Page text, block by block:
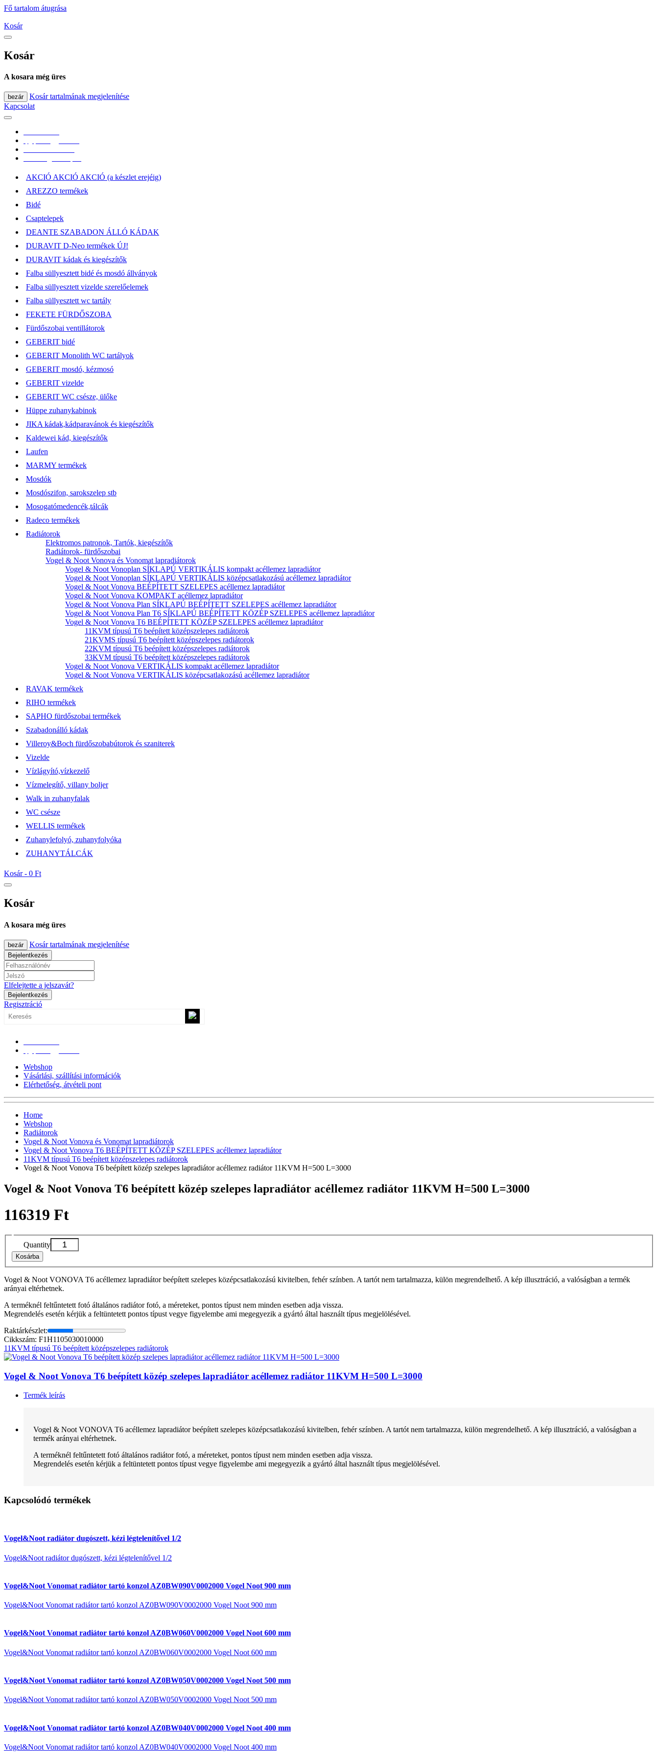
Fő tartalom átugrása
Kosár
Kosár
A kosara még üres
bezár
Kosár tartalmának megjelenítése
Kapcsolat
AKCIÓ AKCIÓ AKCIÓ (a készlet erejéig)
AREZZO termékek
Bidé
Csaptelepek
DEANTE SZABADON ÁLLÓ KÁDAK
DURAVIT D-Neo termékek ÚJ!
DURAVIT kádak és kiegészítők
Falba süllyesztett bidé és mosdó állványok
Falba süllyesztett vizelde szerelőelemek
Falba süllyesztett wc tartály
FEKETE FÜRDŐSZOBA
Fürdőszobai ventillátorok
GEBERIT bidé
GEBERIT Monolith WC tartályok
GEBERIT mosdó, kézmosó
GEBERIT vizelde
GEBERIT WC csésze, ülőke
Hüppe zuhanykabinok
JIKA kádak,kádparavánok és kiegészítők
Kaldewei kád, kiegészítők
Laufen
MARMY termékek
Mosdók
Mosdószifon, sarokszelep stb
Mosogatómedencék,tálcák
Radeco termékek
Radiátorok
Elektromos patronok, Tartók, kiegészítők
Radiátorok- fürdőszobai
Vogel & Noot Vonova és Vonomat lapradiátorok
Vogel & Noot Vonoplan SÍKLAPÚ VERTIKÁLIS kompakt acéllemez lapradiátor
Vogel & Noot Vonoplan SÍKLAPÚ VERTIKÁLIS középcsatlakozású acéllemez lapradiátor
Vogel & Noot Vonova BEÉPÍTETT SZELEPES acéllemez lapradiátor
Vogel & Noot Vonova KOMPAKT acéllemez lapradiátor
Vogel & Noot Vonova Plan SÍKLAPÚ BEÉPÍTETT SZELEPES acéllemez lapradiátor
Vogel & Noot Vonova Plan T6 SÍKLAPÚ BEÉPÍTETT KÖZÉP SZELEPES acéllemez lapradiátor
Vogel & Noot Vonova T6 BEÉPÍTETT KÖZÉP SZELEPES acéllemez lapradiátor
11KVM típusú T6 beépített középszelepes radiátorok
21KVMS típusú T6 beépített középszelepes radiátorok
22KVM típusú T6 beépített középszelepes radiátorok
33KVM típusú T6 beépített középszelepes radiátorok
Vogel & Noot Vonova VERTIKÁLIS kompakt acéllemez lapradiátor
Vogel & Noot Vonova VERTIKÁLIS középcsatlakozású acéllemez lapradiátor
RAVAK termékek
RIHO termékek
SAPHO fürdőszobai termékek
Szabadonálló kádak
Villeroy&Boch fürdőszobabútorok és szaniterek
Vizelde
Vízlágyító,vízkezelő
Vízmelegítő, villany boljer
Walk in zuhanyfalak
WC csésze
WELLIS termékek
Zuhanylefolyó, zuhanyfolyóka
ZUHANYTÁLCÁK
Kosár - 0 Ft
Kosár
A kosara még üres
bezár Kosár tartalmának megjelenítése
Bejelentkezés
Elfelejtette a jelszavát?
Bejelentkezés
Regisztráció
Webshop
Vásárlási, szállítási információk
Elérhetőség, átvételi pont
Home
Webshop
Radiátorok
Vogel & Noot Vonova és Vonomat lapradiátorok
Vogel & Noot Vonova T6 BEÉPÍTETT KÖZÉP SZELEPES acéllemez lapradiátor
11KVM típusú T6 beépített középszelepes radiátorok
Vogel & Noot Vonova T6 beépített közép szelepes lapradiátor acéllemez radiátor 11KVM H=500 L=3000
Vogel & Noot Vonova T6 beépített közép szelepes lapradiátor acéllemez radiátor 11KVM H=500 L=3000
116319 Ft
Quantity
Kosárba
Vogel & Noot VONOVA T6 acéllemez lapradiátor beépített szelepes középcsatlakozású kivitelben, fehér színben. A tartót nem tartalmazza, külön megrendelhető. A kép illusztráció, a valóságban a termék
arányai eltérhetnek.
A terméknél feltűntetett fotó általános radiátor fotó, a méreteket, pontos típust nem minden esetben adja vissza.
Megrendelés esetén kérjük a feltüntetett pontos típust vegye figyelembe ami megegyezik a gyártó által használt típus megjelölésével.
Raktárkészlet:
Cikkszám: F1H1105030010000
11KVM típusú T6 beépített középszelepes radiátorok
Vogel & Noot Vonova T6 beépített közép szelepes lapradiátor acéllemez radiátor 11KVM H=500 L=3000
Termék leírás
Vogel & Noot VONOVA T6 acéllemez lapradiátor beépített szelepes középcsatlakozású kivitelben, fehér színben. A tartót nem tartalmazza, külön megrendelhető. A kép illusztráció, a valóságban a
termék arányai eltérhetnek.
A terméknél feltűntetett fotó általános radiátor fotó, a méreteket, pontos típust nem minden esetben adja vissza.
Megrendelés esetén kérjük a feltüntetett pontos típust vegye figyelembe ami megegyezik a gyártó által használt típus megjelölésével.
Kapcsolódó termékek
Vogel&Noot radiátor dugószett, kézi légtelenítővel 1/2
Vogel&Noot radiátor dugószett, kézi légtelenítővel 1/2
Vogel&Noot Vonomat radiátor tartó konzol AZ0BW090V0002000 Vogel Noot 900 mm
Vogel&Noot Vonomat radiátor tartó konzol AZ0BW090V0002000 Vogel Noot 900 mm
Vogel&Noot Vonomat radiátor tartó konzol AZ0BW060V0002000 Vogel Noot 600 mm
Vogel&Noot Vonomat radiátor tartó konzol AZ0BW060V0002000 Vogel Noot 600 mm
Vogel&Noot Vonomat radiátor tartó konzol AZ0BW050V0002000 Vogel Noot 500 mm
Vogel&Noot Vonomat radiátor tartó konzol AZ0BW050V0002000 Vogel Noot 500 mm
Vogel&Noot Vonomat radiátor tartó konzol AZ0BW040V0002000 Vogel Noot 400 mm
Vogel&Noot Vonomat radiátor tartó konzol AZ0BW040V0002000 Vogel Noot 400 mm